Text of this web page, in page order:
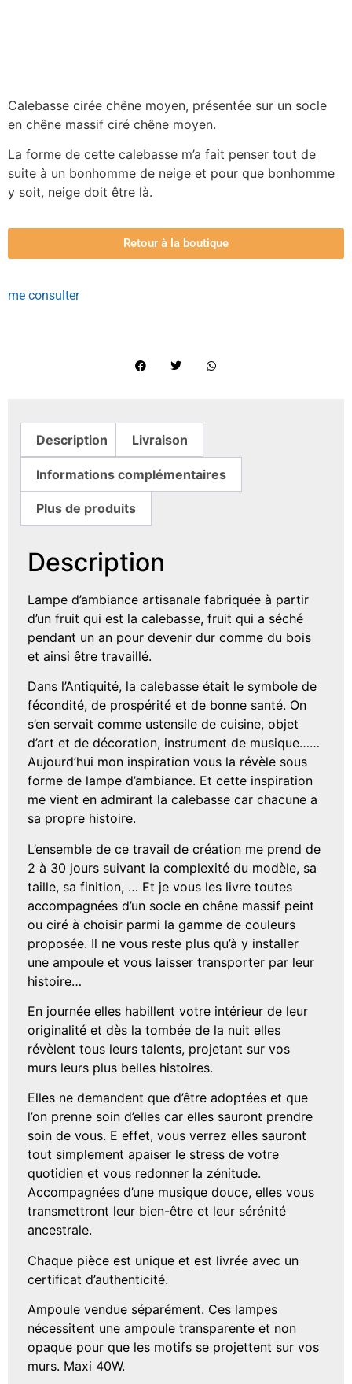
Calebasse cirée chêne moyen, présentée sur un socle
en chêne massif ciré chêne moyen.
La forme de cette calebasse m’a fait penser tout de
suite à un bonhomme de neige et pour que bonhomme
y soit, neige doit être là.
Retour à la boutique
me consulter
Description Livraison
Informations complémentaires
Plus de produits
Description
Lampe d’ambiance artisanale fabriquée à partir
d’un fruit qui est la calebasse, fruit qui a séché
pendant un an pour devenir dur comme du bois
et ainsi être travaillé.
Dans l’Antiquité, la calebasse était le symbole de
fécondité, de prospérité et de bonne santé. On
s’en servait comme ustensile de cuisine, objet
d’art et de décoration, instrument de musique……
Aujourd’hui mon inspiration vous la révèle sous
forme de lampe d’ambiance. Et cette inspiration
me vient en admirant la calebasse car chacune a
sa propre histoire.
L’ensemble de ce travail de création me prend de
2 à 30 jours suivant la complexité du modèle, sa
taille, sa finition, … Et je vous les livre toutes
accompagnées d’un socle en chêne massif peint
ou ciré à choisir parmi la gamme de couleurs
proposée. Il ne vous reste plus qu’à y installer
une ampoule et vous laisser transporter par leur
histoire…
En journée elles habillent votre intérieur de leur
originalité et dès la tombée de la nuit elles
révèlent tous leurs talents, projetant sur vos
murs leurs plus belles histoires.
Elles ne demandent que d’être adoptées et que
l’on prenne soin d’elles car elles sauront prendre
soin de vous. E effet, vous verrez elles sauront
tout simplement apaiser le stress de votre
quotidien et vous redonner la zénitude.
Accompagnées d’une musique douce, elles vous
transmettront leur bien-être et leur sérénité
ancestrale.
Chaque pièce est unique et est livrée avec un
certificat d’authenticité.
Ampoule vendue séparément. Ces lampes
nécessitent une ampoule transparente et non
opaque pour que les motifs se projettent sur vos
murs. Maxi 40W.